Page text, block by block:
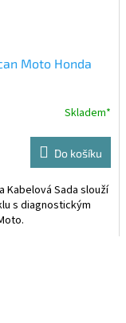
Moto Honda
Skladem*
Do košíku
Kabelová Sada slouží
s diagnostickým